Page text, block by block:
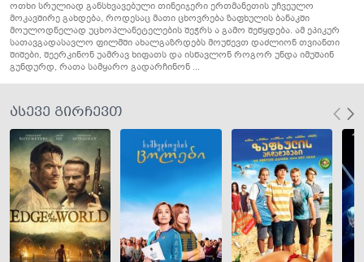
ოთხი სრულიად განსხვავებული თინეიჯერი ერთმანეთის უჩვეულო
მოკავშირე გახდება, როდესაც მათი ცხოვრება ზაფხულის ბანაკში
მოულოდნელად უცხოპლანეტელების შეჭრს ა გამო შეწყდება. ამ ეპიკურ
სათავგადასავლო ფილმში ახალგაზრდებს მოუწევთ დაძლიონ თვიანთი
შიშები, შეერკინონ უამრავ ხიფათს და ისწავლონ როგორ უნდა იმუშაინ
გუნდურდ, რათა სამყარო გადარჩინონ ...
ასევე გირჩევთ